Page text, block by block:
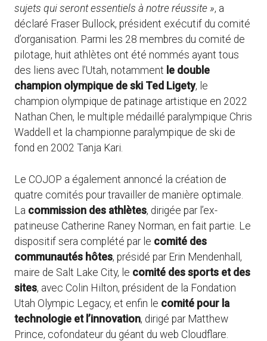
sujets qui seront essentiels à notre réussite », a
déclaré Fraser Bullock, président exécutif du comité
d’organisation. Parmi les 28 membres du comité de
pilotage, huit athlètes ont été nommés ayant tous
des liens avec l’Utah, notamment le double
champion olympique de ski Ted Ligety, le
champion olympique de patinage artistique en 2022
Nathan Chen, le multiple médaillé paralympique Chris
Waddell et la championne paralympique de ski de
fond en 2002 Tanja Kari.
Le COJOP a également annoncé la création de
quatre comités pour travailler de manière optimale.
La commission des athlètes, dirigée par l’ex-
patineuse Catherine Raney Norman, en fait partie. Le
dispositif sera complété par le comité des
communautés hôtes, présidé par Erin Mendenhall,
maire de Salt Lake City, le comité des sports et des
sites, avec Colin Hilton, président de la Fondation
Utah Olympic Legacy, et enfin le comité pour la
technologie et l’innovation, dirigé par Matthew
Prince, cofondateur du géant du web Cloudflare.